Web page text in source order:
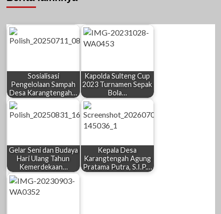
Sosialisasi
Pengelolaan Sampah
Desa Karangtengah…
Kapolda Sulteng Cup
2023 Turnamen Sepak
Bola…
Gelar Seni dan Budaya
Hari Ulang Tahun
Kemerdekaan…
Kepala Desa
Karangtengah Agung
Pratama Putra, S.I.P.…